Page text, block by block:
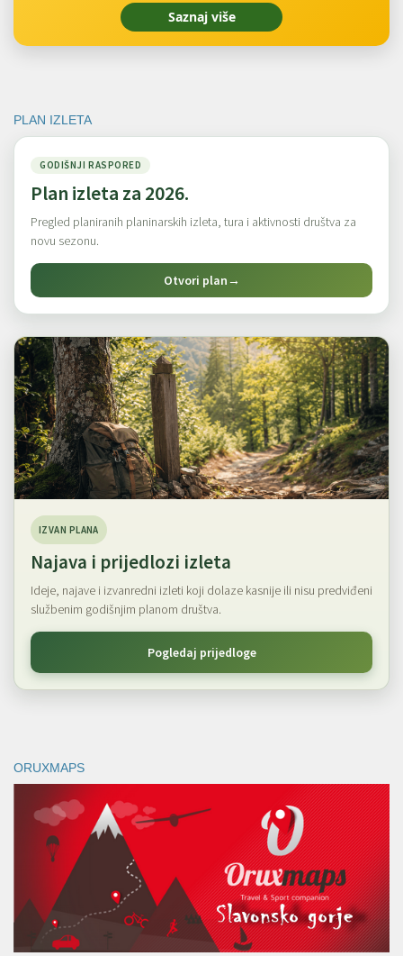
Saznaj više
PLAN IZLETA
GODIŠNJI RASPORED
Plan izleta za 2026.
Pregled planiranih planinarskih izleta, tura i aktivnosti društva za
novu sezonu.
Otvori plan→
IZVAN PLANA
Najava i prijedlozi izleta
Ideje, najave i izvanredni izleti koji dolaze kasnije ili nisu predviđeni
službenim godišnjim planom društva.
Pogledaj prijedloge
ORUXMAPS